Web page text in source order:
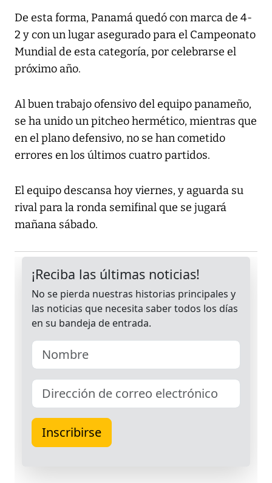
De esta forma, Panamá quedó con marca de 4-
2 y con un lugar asegurado para el Campeonato
Mundial de esta categoría, por celebrarse el
próximo año.
Al buen trabajo ofensivo del equipo panameño,
se ha unido un pitcheo hermético, mientras que
en el plano defensivo, no se han cometido
errores en los últimos cuatro partidos.
El equipo descansa hoy viernes, y aguarda su
rival para la ronda semifinal que se jugará
mañana sábado.